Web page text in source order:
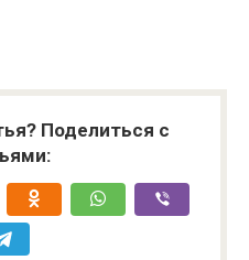
Поделиться с